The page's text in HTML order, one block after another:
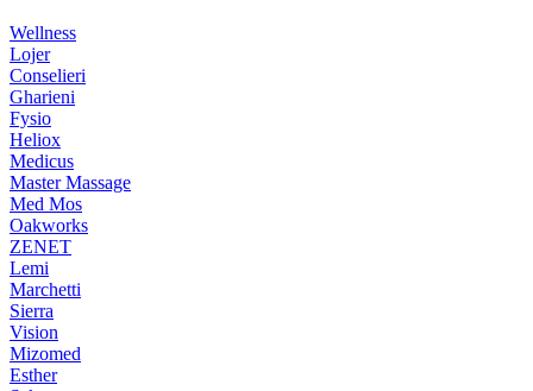
Wellness
Lojer
Conselieri
Gharieni
Fysio
Heliox
Medicus
Master Massage
Med Mos
Oakworks
ZENET
Lemi
Marchetti
Sierra
Vision
Mizomed
Esther